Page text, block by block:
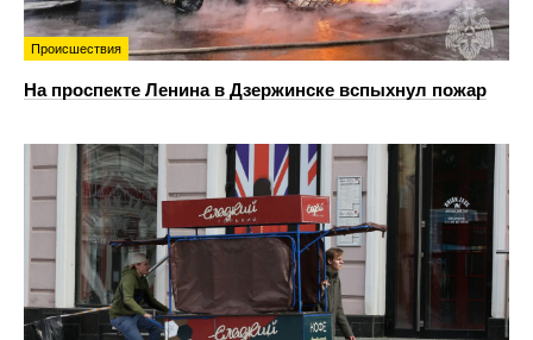
Происшествия
На проспекте Ленина в Дзержинске вспыхнул пожар